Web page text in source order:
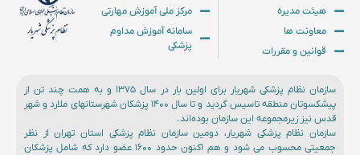
هیئت مدیره
معاونت ها
قوانین و مقررات
مرکز ملی آموزش مهارتی
سامانه آموزش مداوم
پزشکی
سازمان نظام پزشکی شهریار برای اولین بار در سال ۱۳۷۵ و به همت چند تن از
پیشکسوتان منطقه تاسیس گردید و تا سال ۱۴۰۰ پزشکان شهرستانهای ملارد و شهر
قدس نیز زیرمجموعه این سازمان بوده‌اند.
سازمان نظام پزشکی شهریار، دومین سازمان نظام پزشکی استان تهران از نظر
جمعیتی محسوب می شود و هم اکنون حدود ۱۶۰۰ عضو دارد که شامل پزشکان